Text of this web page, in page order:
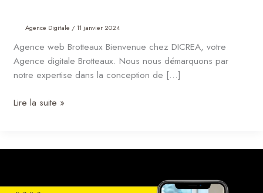
Agence Digitale /11 janvier 2024
Agence web Brotteaux Bienvenue chez DICREA, votre
Agence digitale Brotteaux. Nous nous démarquons par
notre expertise dans la conception de […]
Lire la suite »
Lyon